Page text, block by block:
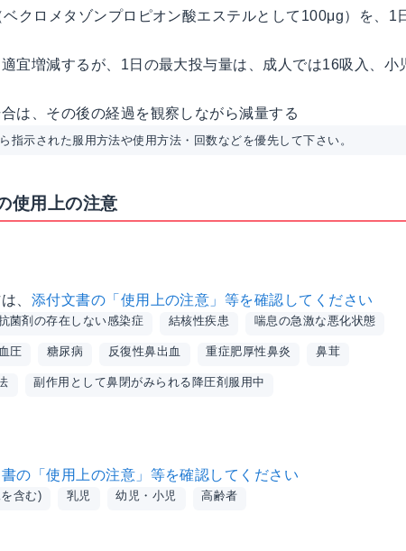
クロメタゾンプロピオン酸エステルとして100μg）を、1
宜増減するが、1日の最大投与量は、成人では16吸入、小
は、その後の経過を観察しながら減量する
示された服用方法や使用方法・回数などを優先して下さい。
使用上の注意
、 添付文書の「使用上の注意」等を確認してください
菌剤の存在しない感染症 結核性疾患 喘息の急激な悪化状態
圧 糖尿病 反復性鼻出血 重症肥厚性鼻炎 鼻茸
副作用として鼻閉がみられる降圧剤服用中
の「使用上の注意」等を確認してください
含む) 乳児 幼児・小児 高齢者